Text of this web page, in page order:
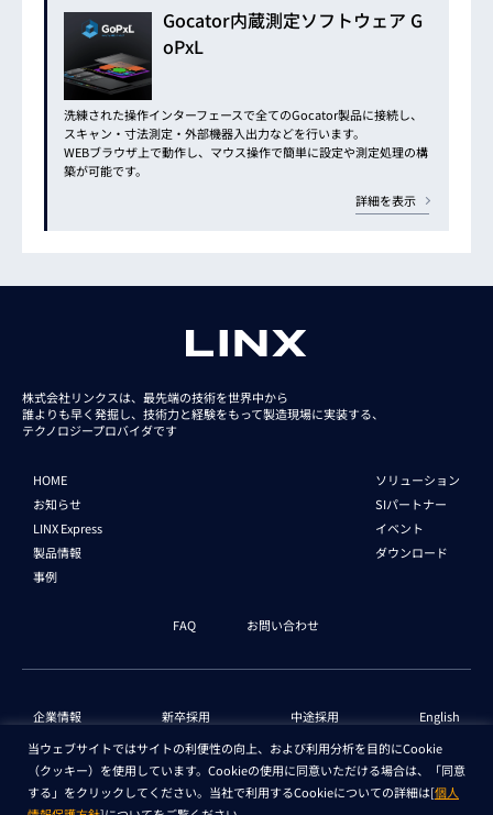
Gocator内蔵測定ソフトウェア G
oPxL
洗練された操作インターフェースで全てのGocator製品に接続し、
スキャン・寸法測定・外部機器入出力などを行います。
WEBブラウザ上で動作し、マウス操作で簡単に設定や測定処理の構
築が可能です。
詳細を表示
株式会社リンクスは、最先端の技術を世界中から
誰よりも早く発掘し、技術力と経験をもって製造現場に実装する、
テクノロジープロバイダです
HOME
お知らせ
LINX Express
製品情報
事例
ソリューション
SIパートナー
イベント
ダウンロード
FAQ お問い合わせ
企業情報 新卒採用 中途採用 English
個人情報保護法 情報 セキュリティ基本方針
当ウェブサイトではサイトの利便性の向上、および利用分析を目的にCookie
（クッキー）を使用しています。Cookieの使用に同意いただける場合は、「同意
する」をクリックしてください。当社で利用するCookieについての詳細は[個人